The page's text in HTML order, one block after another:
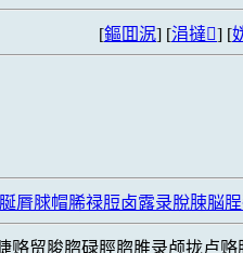
[鏂囬泦] [涓撻] [
脣脙帽脪禄脰卤露录脫脨脳
赂贸脧脗碌脛脗脽录颅拢卢